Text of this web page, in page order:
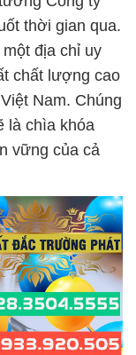
thời gian qua.
địa chỉ uy
chất lượng cao
Nam. Chúng
là chìa khóa
vững của cả